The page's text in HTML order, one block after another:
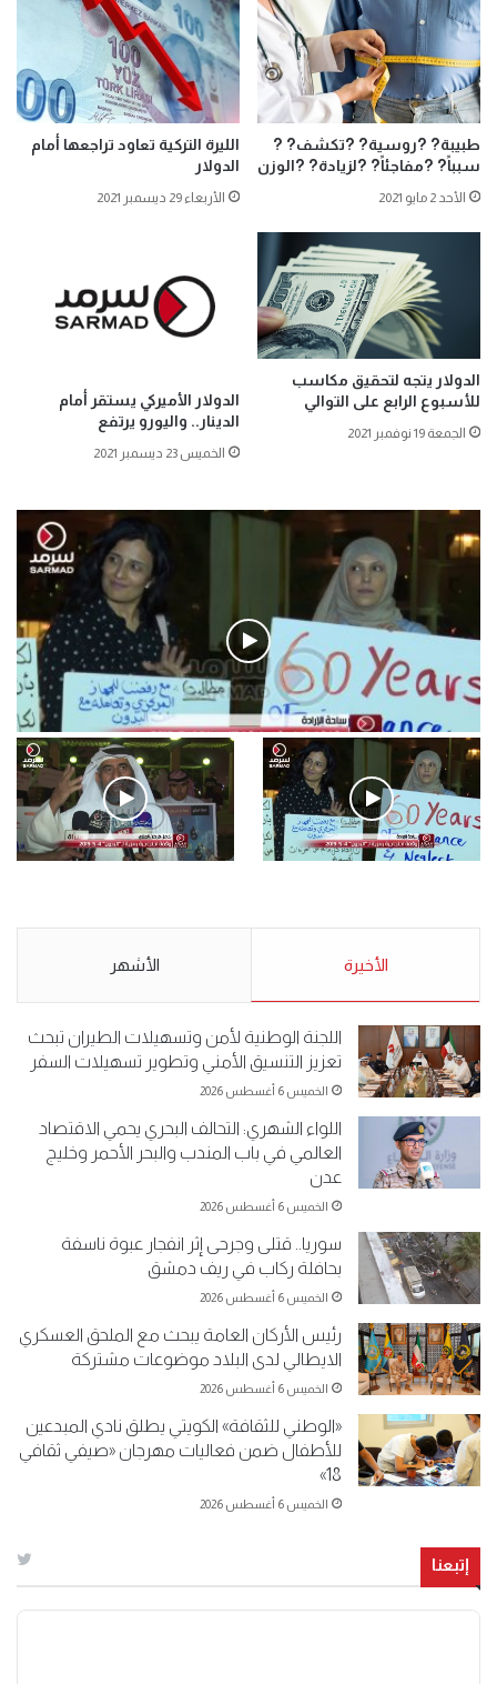
طبيبة? ?روسية? ?تكشف? ?
سبباً? ?مفاجئاً? ?لزيادة? ?الوزن
الأحد 2 مايو 2021
الليرة التركية تعاود تراجعها أمام
الدولار
الأربعاء 29 ديسمبر 2021
الدولار يتجه لتحقيق مكاسب
للأسبوع الرابع على التوالي
الجمعة 19 نوفمبر 2021
الدولار الأميركي يستقر أمام
الدينار.. واليورو يرتفع
الخميس 23 ديسمبر 2021
فيديو
.وقفة احتجاجية رمزية لـ”#البدون” في ساحة الإرادة 4-5-2019.
الأحد 5 مايو 2019
5-2019.
نبيع مخدرات يعني ولا خمر؟!.
الأخيرة الأشهر
اللجنة الوطنية لأمن وتسهيلات الطيران تبحث
تعزيز التنسيق الأمني وتطوير تسهيلات السفر
الخميس 6 أغسطس 2026
اللواء الشهري: التحالف البحري يحمي الاقتصاد
العالمي في باب المندب والبحر الأحمر وخليج
عدن
الخميس 6 أغسطس 2026
سوريا.. قتلى وجرحى إثر انفجار عبوة ناسفة
بحافلة ركاب في ريف دمشق
الخميس 6 أغسطس 2026
رئيس الأركان العامة يبحث مع الملحق العسكري
الايطالي لدى البلاد موضوعات مشتركة
الخميس 6 أغسطس 2026
«الوطني للثقافة» الكويتي يطلق نادي المبدعين
للأطفال ضمن فعاليات مهرجان «صيفي ثقافي
18»
الخميس 6 أغسطس 2026
إتبعنا